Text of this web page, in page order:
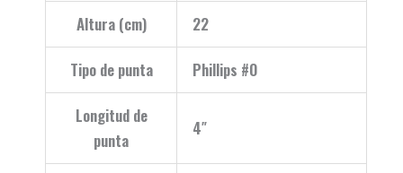
Altura (cm) 22
Tipo de punta Phillips #0
Longitud de
punta
4″